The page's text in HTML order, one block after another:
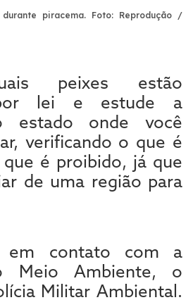
piracema. Foto: Reprodução /
peixes estão
lei e estude a
estado onde você
verificando o que é
é proibido, já que
de uma região para
em contato com a
Meio Ambiente, o
Militar Ambiental.